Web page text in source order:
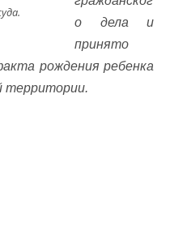
о дела и
принято
рождения ребенка
территории.